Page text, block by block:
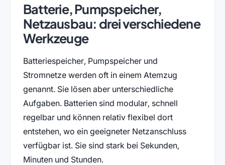
Batterie, Pumpspeicher,
Netzausbau: drei verschiedene
Werkzeuge
Batteriespeicher, Pumpspeicher und
Stromnetze werden oft in einem Atemzug
genannt. Sie lösen aber unterschiedliche
Aufgaben. Batterien sind modular, schnell
regelbar und können relativ flexibel dort
entstehen, wo ein geeigneter Netzanschluss
verfügbar ist. Sie sind stark bei Sekunden,
Minuten und Stunden.